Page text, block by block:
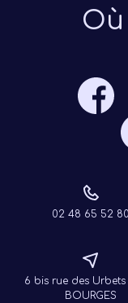
02 48 65 52 80
6 bis rue des Urbets
BOURGES